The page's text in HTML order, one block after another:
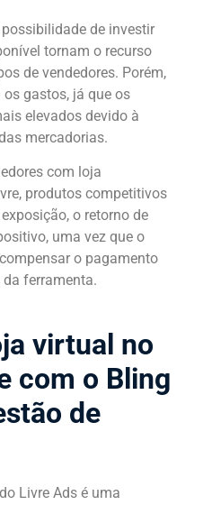
de investir
tornam o recurso
de vendedores. Porém,
gastos, já que os
elevados devido à
mercadorias.
com loja
produtos competitivos
o retorno de
uma vez que o
o pagamento
ferramenta.
virtual no
com o Bling
de
Livre Ads é uma